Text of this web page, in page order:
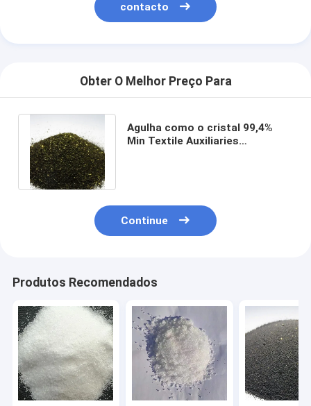
contacto
Obter O Melhor Preço Para
Agulha como o cristal 99,4%
Min Textile Auxiliaries
Continue
Produtos Recomendados